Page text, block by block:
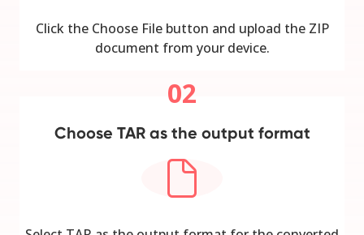
Click the Choose File button and upload the ZIP
document from your device.
02
Choose TAR as the output format